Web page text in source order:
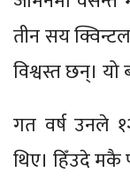
तीन सय
विश्वस्त छन्।
गत वर्ष उनले
थिए। हिँउदे मकै